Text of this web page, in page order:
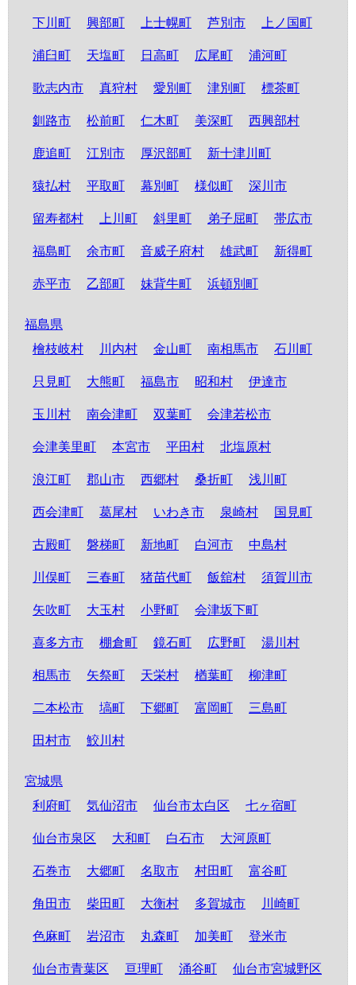
下川町 興部町 上士幌町 芦別市 上ノ国町
浦臼町 天塩町 日高町 広尾町 浦河町
歌志内市 真狩村 愛別町 津別町 標茶町
釧路市 松前町 仁木町 美深町 西興部村
鹿追町 江別市 厚沢部町 新十津川町
猿払村 平取町 幕別町 様似町 深川市
留寿都村 上川町 斜里町 弟子屈町 帯広市
福島町 余市町 音威子府村 雄武町 新得町
赤平市 乙部町 妹背牛町 浜頓別町
福島県
檜枝岐村
川内村 金山町 南相馬市 石川町
只見町 大熊町 福島市 昭和村 伊達市
玉川村 南会津町 双葉町 会津若松市
会津美里町 本宮市 平田村 北塩原村
浪江町 郡山市 西郷村 桑折町 浅川町
西会津町 葛尾村 いわき市 泉崎村 国見町
古殿町 磐梯町 新地町 白河市 中島村
川俣町 三春町 猪苗代町 飯舘村 須賀川市
矢吹町 大玉村 小野町 会津坂下町
喜多方市 棚倉町 鏡石町 広野町 湯川村
相馬市 矢祭町 天栄村 楢葉町 柳津町
二本松市 塙町 下郷町 富岡町 三島町
田村市 鮫川村
宮城県
利府町
気仙沼市 仙台市太白区 七ヶ宿町
仙台市泉区 大和町 白石市 大河原町
石巻市 大郷町 名取市 村田町 富谷町
角田市 柴田町 大衡村 多賀城市 川崎町
色麻町 岩沼市 丸森町 加美町 登米市
仙台市青葉区 亘理町 涌谷町 仙台市宮城野区